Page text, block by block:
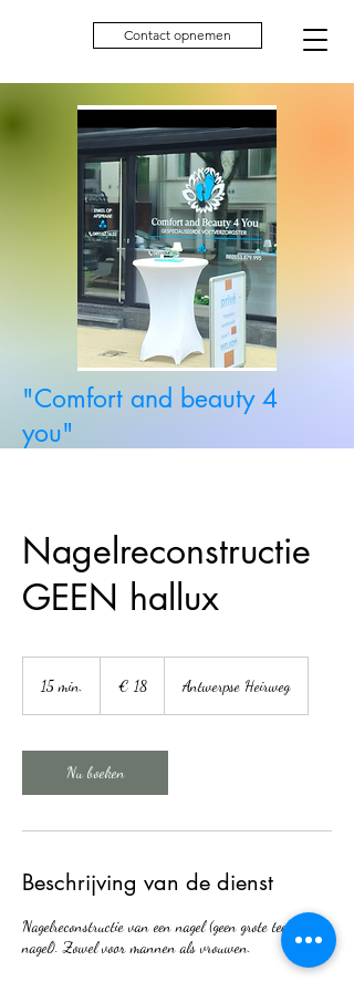
Contact opnemen
"Comfort and beauty 4
you"
zelfstandig gespecialiseerd
voetverzorgster
Nagelreconstructie
GEEN hallux
15 min.
i
n
.
€ 18 Antwerpse Heirweg
Nu boeken
Beschrijving van de dienst
Nagelreconstructie van een nagel (geen grote teen
nagel). Zowel voor mannen als vrouwen.